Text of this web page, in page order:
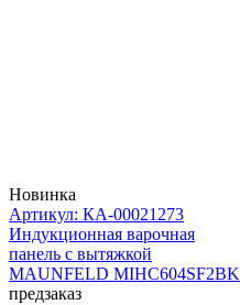
Новинка
Артикул: КА-00021273
Индукционная варочная
панель с вытяжкой
MAUNFELD MIHC604SF2BK
предзаказ